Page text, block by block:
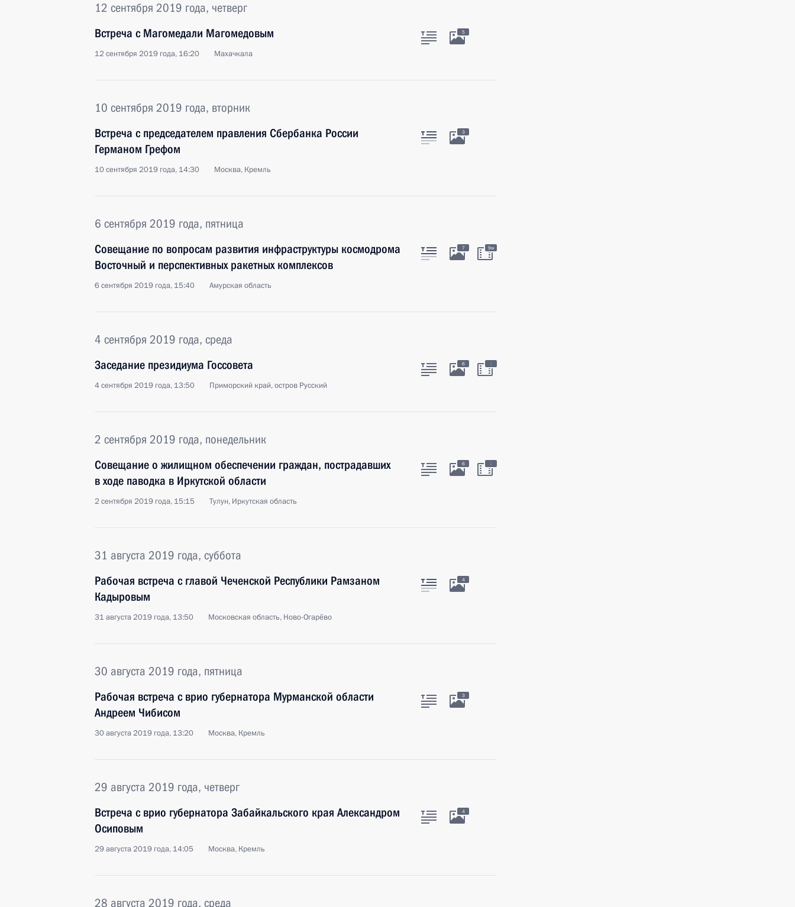
12 сентября 2019 года, четверг
Встреча с Магомедали Магомедовым
12 сентября 2019 года, 16:20 Махачкала
5
10 сентября 2019 года, вторник
Встреча с председателем правления Сбербанка России
Германом Грефом
10 сентября 2019 года, 14:30 Москва, Кремль
3
6 сентября 2019 года, пятница
Совещание по вопросам развития инфраструктуры космодрома
Восточный и перспективных ракетных комплексов
6 сентября 2019 года, 15:40 Амурская область
7 9м
4 сентября 2019 года, среда
Заседание президиума Госсовета
4 сентября 2019 года, 13:50 Приморский край, остров Русский
6 :
2 сентября 2019 года, понедельник
Совещание о жилищном обеспечении граждан, пострадавших
в ходе паводка в Иркутской области
2 сентября 2019 года, 15:15 Тулун, Иркутская область
6 :
31 августа 2019 года, суббота
Рабочая встреча с главой Чеченской Республики Рамзаном
Кадыровым
31 августа 2019 года, 13:50 Московская область, Ново-Огарёво
4
30 августа 2019 года, пятница
Рабочая встреча с врио губернатора Мурманской области
Андреем Чибисом
30 августа 2019 года, 13:20 Москва, Кремль
3
29 августа 2019 года, четверг
Встреча с врио губернатора Забайкальского края Александром
Осиповым
29 августа 2019 года, 14:05 Москва, Кремль
4
28 августа 2019 года, среда